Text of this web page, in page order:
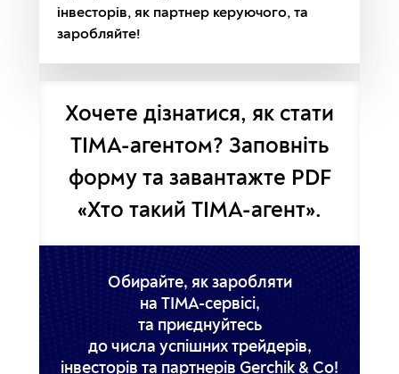
інвесторів, як партнер керуючого, та
заробляйте!
Хочете дізнатися, як стати
TIMA-агентом? Заповніть
форму та завантажте PDF
«Хто такий TIMA-агент».
Обирайте, як заробляти
на TIMA-сервісі,
та приєднуйтесь
до числа успішних трейдерів,